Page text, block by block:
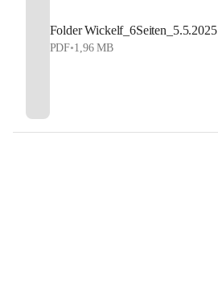
Folder Wickelf_6Seiten_5.5.2025
PDF•1,96 MB